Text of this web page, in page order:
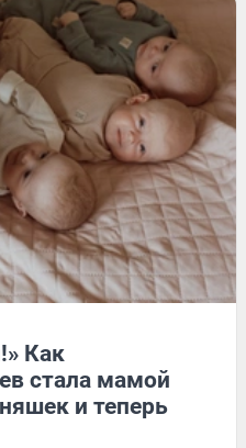
Как
стала мамой
и теперь